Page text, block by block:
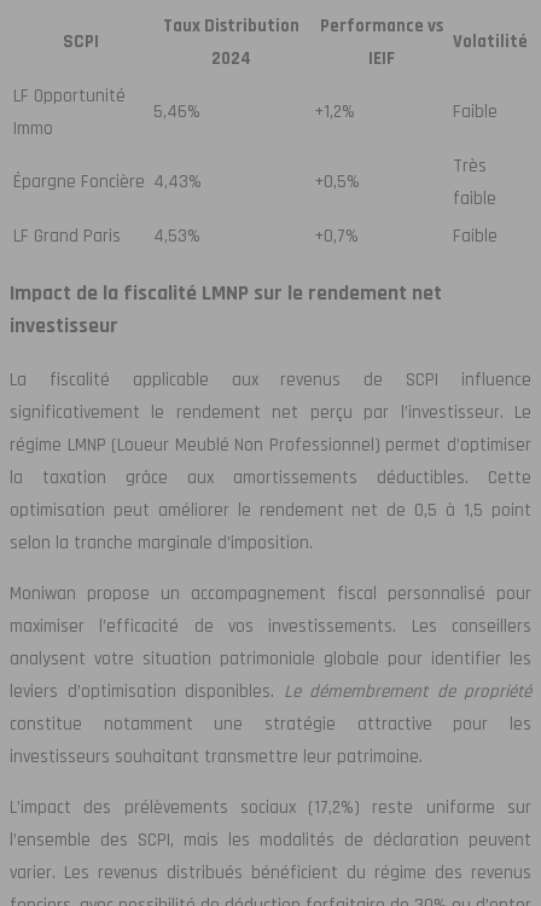
SCPI
Taux Distribution
2024
Performance vs
IEIF
Volatilité
LF Opportunité
Immo
5,46% +1,2% Faible
Épargne Foncière 4,43% +0,5%
Très
faible
LF Grand Paris
4,53% +0,7% Faible
Impact de la fiscalité LMNP sur le rendement net
investisseur
La fiscalité applicable aux revenus de SCPI influence
significativement le rendement net perçu par l’investisseur. Le
régime LMNP (Loueur Meublé Non Professionnel) permet d’optimiser
la taxation grâce aux amortissements déductibles. Cette
optimisation peut améliorer le rendement net de 0,5 à 1,5 point
selon la tranche marginale d’imposition.
Moniwan propose un accompagnement fiscal personnalisé pour
maximiser l’efficacité de vos investissements. Les conseillers
analysent votre situation patrimoniale globale pour identifier les
leviers d’optimisation disponibles. Le démembrement de propriété
constitue notamment une stratégie attractive pour les
investisseurs souhaitant transmettre leur patrimoine.
L’impact des prélèvements sociaux (17,2%) reste uniforme sur
l’ensemble des SCPI, mais les modalités de déclaration peuvent
varier. Les revenus distribués bénéficient du régime des revenus